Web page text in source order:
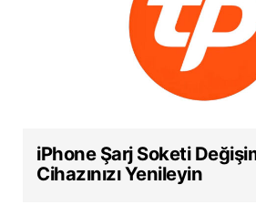
iPhone Şarj Soketi
Cihazınızı Yenileyin